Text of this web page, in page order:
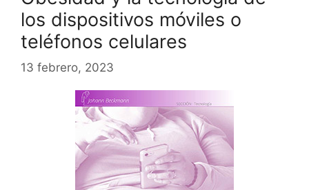
los dispositivos móviles o
teléfonos celulares
13 febrero, 2023